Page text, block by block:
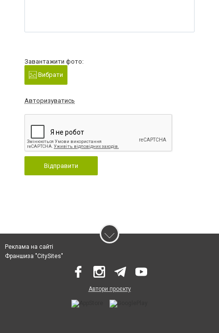
Завантажити фото:
Вибрати
Авторизуватись
Відправити
Реклама на сайті
Франшиза "CitySites"
Автори проєкту